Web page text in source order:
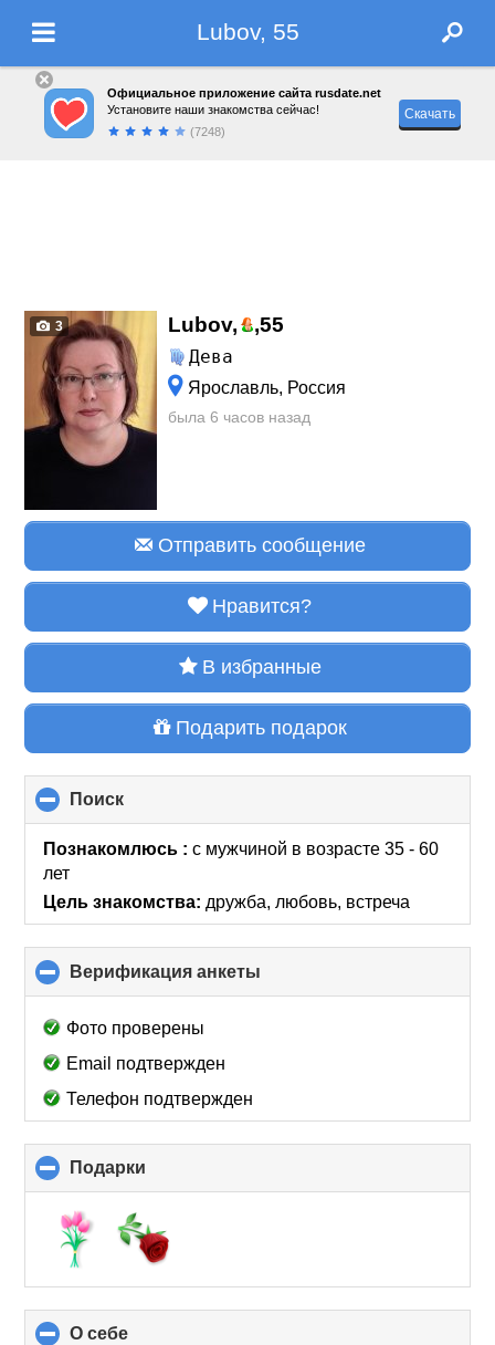
Lubov, 55
Официальное приложение сайта rusdate.net
Установите наши знакомства сейчас!
(7248)
Скачать
3 Lubov, ,55
Дева
Ярославль, Россия
была 6 часов назад
Отправить сообщение
Нравится?
В избранные
Подарить подарок
Поиск
to
collapse
Познакомлюсь :с мужчиной в возрасте 35 - 60
лет
Цель знакомства: дружба, любовь, встреча
Верификация анкеты
to
Фото проверены
Email подтвержден
Телефон подтвержден
Подарки
to
contents
О себе